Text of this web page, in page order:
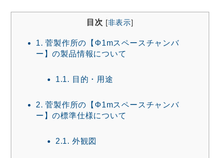
目次 [非表示]
1. 菅製作所の【Φ1mスペースチャンバ
ー】の製品情報について
1.1. 目的・用途
2. 菅製作所の【Φ1mスペースチャンバ
ー】の標準仕様について
2.1. 外観図